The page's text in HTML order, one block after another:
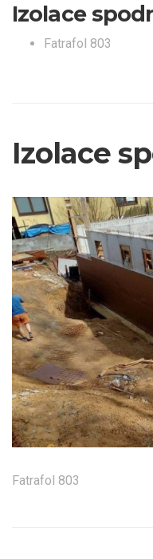
Izolace
Fatrafol 803
Izolace
Fatrafol 803